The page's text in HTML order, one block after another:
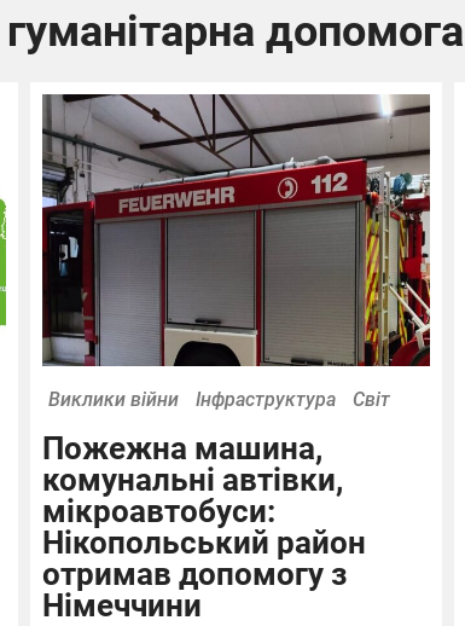
гуманітарна допомога
Виклики війни Інфраструктура Світ
Пожежна машина,
комунальні автівки,
мікроавтобуси:
Нікопольський район
отримав допомогу з
Німеччини